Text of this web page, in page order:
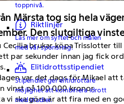
toppnivå.
Riktlinjer
Läs mer om syftet och målen
med vår sponsring.
Elitidrottsstipendiet
Stipendiet ger elitidrottare
möjlighet att kombinera idrott
med studier.
Märsta tog sig hela
Den slutgiltiga
Cecilia brukar köpa Trisslotter
par sekunder innan jag fick
var det dags för Mikael att
vinst på 100 000 kronor.
vi ska göra är att fira med en